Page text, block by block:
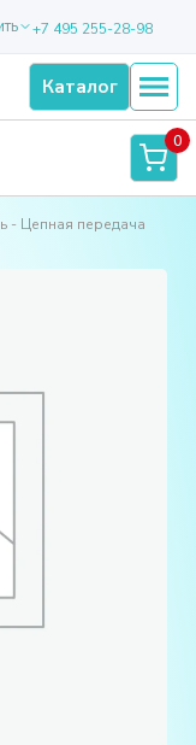
+7 495 255-28-98
Каталог
0
Цепная передача